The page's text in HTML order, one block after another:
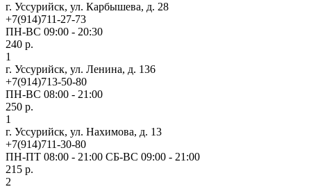
г. Уссурийск, ул. Карбышева, д. 28
+7(914)711-27-73
ПН-ВС 09:00 - 20:30
240 р.
1
г. Уссурийск, ул. Ленина, д. 136
+7(914)713-50-80
ПН-ВС 08:00 - 21:00
250 р.
1
г. Уссурийск, ул. Нахимова, д. 13
+7(914)711-30-80
ПН-ПТ 08:00 - 21:00 СБ-ВС 09:00 - 21:00
215 р.
2